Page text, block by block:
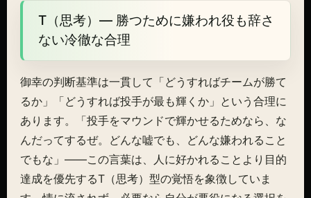
T（思考）— 勝つために嫌われ役も辞さ
ない冷徹な合理
御幸の判断基準は一貫して「どうすればチームが勝て
るか」「どうすれば投手が最も輝くか」という合理に
あります。「投手をマウンドで輝かせるためなら、な
んだってするぜ。どんな嘘でも、どんな嫌われること
でもな」——この言葉は、人に好かれることより目的
達成を優先するT（思考）型の覚悟を象徴していま